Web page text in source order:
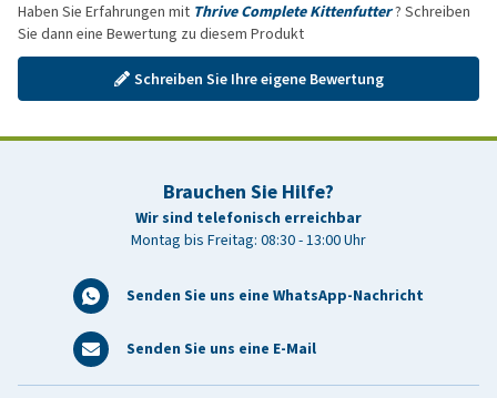
Haben Sie Erfahrungen mit Thrive Complete Kittenfutter? Schreiben
Sie dann eine Bewertung zu diesem Produkt
Schreiben Sie Ihre eigene Bewertung
Brauchen Sie Hilfe?
Wir sind telefonisch erreichbar
Montag bis Freitag: 08:30 - 13:00 Uhr
Senden Sie uns eine WhatsApp-Nachricht
Senden Sie uns eine E-Mail